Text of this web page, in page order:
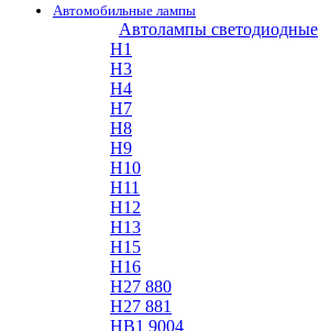
Автомобильные лампы
Автолампы светодиодные
H1
H3
H4
H7
H8
H9
H10
H11
H12
H13
H15
H16
H27 880
H27 881
HB1 9004